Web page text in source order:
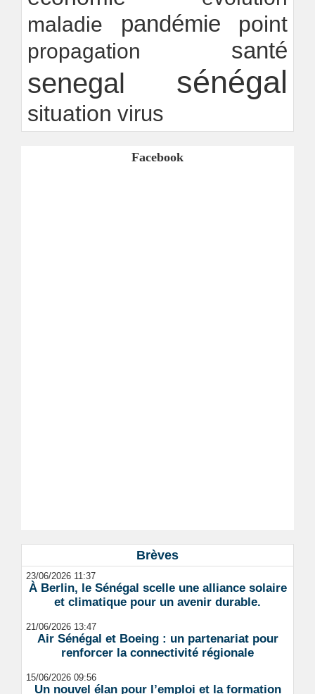
maladie
pandémie point
propagation santé
senegal sénégal
situation virus
Facebook
Brèves
23/06/2026 11:37
À Berlin, le Sénégal scelle une alliance solaire
et climatique pour un avenir durable.
21/06/2026 13:47
Air Sénégal et Boeing : un partenariat pour
renforcer la connectivité régionale
15/06/2026 09:56
Un nouvel élan pour l’emploi et la formation